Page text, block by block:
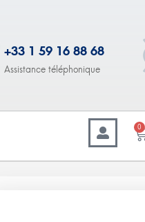
+33 1 59 16 88 68
Assistance téléphonique
0